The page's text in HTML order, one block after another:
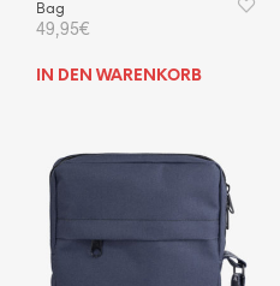
Bag
49,95€
IN DEN WARENKORB